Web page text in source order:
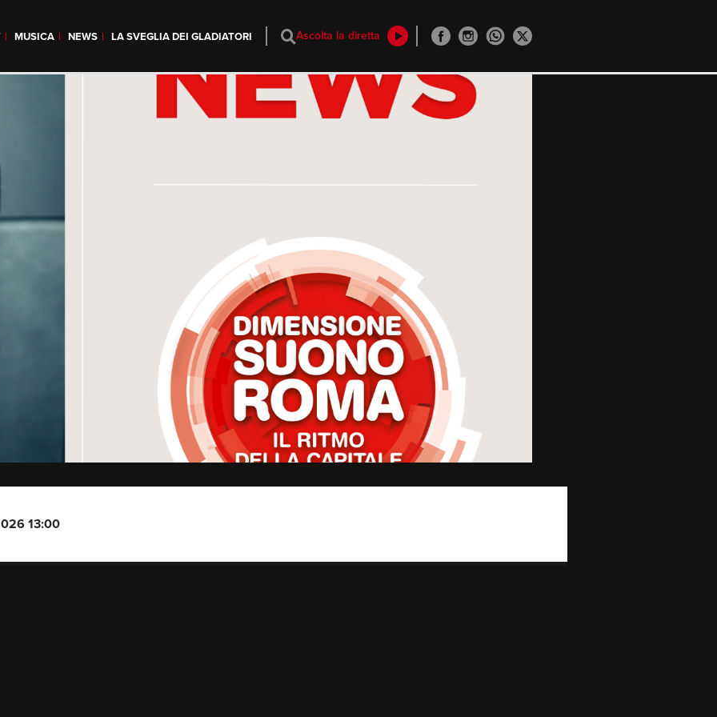
MUSICA NEWS LA SVEGLIA DEI GLADIATORI Ascolta la diretta
13:00